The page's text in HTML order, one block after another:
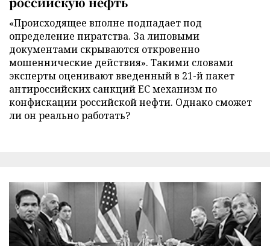
«Происходящее вполне подпадает под
определение пиратства. За липовыми
документами скрываются откровенно
мошеннические действия». Такими словами
эксперты оценивают введенный в 21-й пакет
антироссийских санкций ЕС механизм по
конфискации российской нефти. Однако сможет
ли он реально работать?